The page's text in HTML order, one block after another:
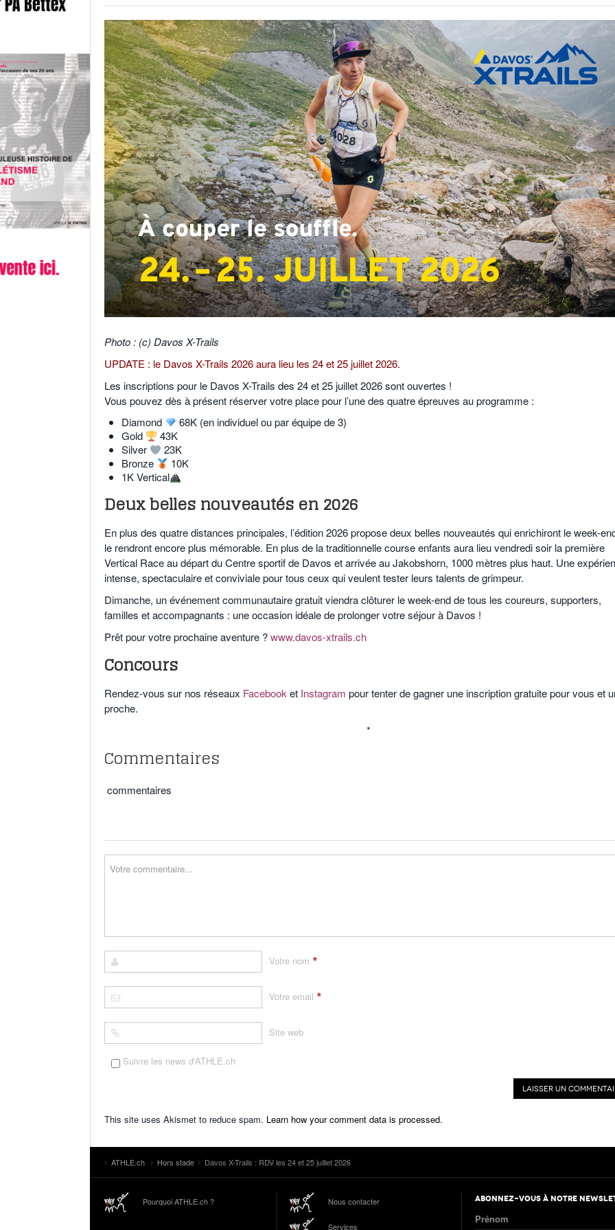
une lecture à ne pas manquer !- 13 décembre
2024
Voir tout
Photo : (c) Davos X-Trails
UPDATE : le Davos X-Trails 2026 aura lieu les 24 et 25 juillet 2026.
Les inscriptions pour le Davos X-Trails des 24 et 25 juillet 2026 sont ouvertes !
Vous pouvez dès à présent réserver votre place pour l’une des quatre épreuves au programme :
Diamond
68K (en individuel ou par équipe de 3)
Gold
43K
Silver
23K
Bronze
10K
1K Vertical
Deux belles nouveautés en 2026
En plus des quatre distances principales, l’édition 2026 propose deux belles nouveautés qui enrichiront le week-
le rendront encore plus mémorable. En plus de la traditionnelle course enfants aura lieu vendredi soir la première
Vertical Race au départ du Centre sportif de Davos et arrivée au Jakobshorn, 1000 mètres plus haut. Une
intense, spectaculaire et conviviale pour tous ceux qui veulent tester leurs talents de grimpeur.
Dimanche, un événement communautaire gratuit viendra clôturer le week-end de tous les coureurs, supporters,
familles et accompagnants : une occasion idéale de prolonger votre séjour à Davos !
Prêt pour votre prochaine aventure ?www.davos-xtrails.ch
Concours
Rendez-vous sur nos réseaux Facebook et Instagram pour tenter de gagner une inscription gratuite pour vous et
proche.
*
Commentaires
commentaires
Votre nom *
Votre email *
Site web
Suivre les news d'ATHLE.ch
This site uses Akismet to reduce spam. Learn how your comment data is processed.
ATHLE.ch Hors stade Davos X-Trails : RDV les 24 et 25 juillet 2026
Pourquoi ATHLE.ch ? Nous contacter
Services
ABONNEZ-VOUS À NOTRE
Prénom